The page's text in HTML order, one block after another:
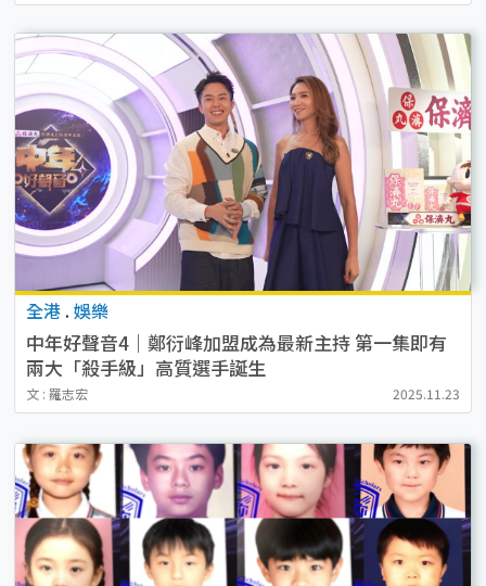
全港 . 娛樂
中年好聲音4｜鄭衍峰加盟成為最新主持 第一集即有
兩大「殺手級」高質選手誕生
文 : 羅志宏 2025.11.23